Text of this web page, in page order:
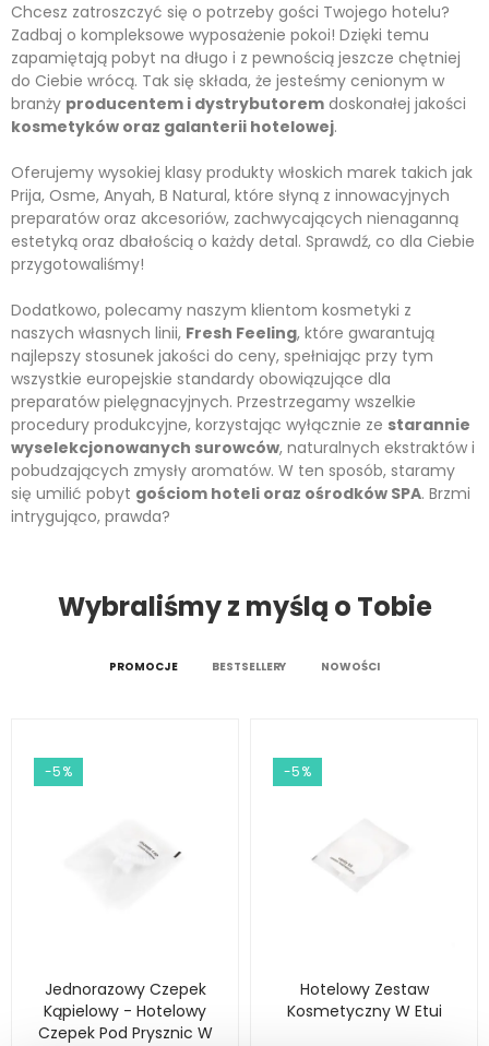
Chcesz zatroszczyć się o potrzeby gości Twojego hotelu?
Zadbaj o kompleksowe wyposażenie pokoi! Dzięki temu
zapamiętają pobyt na długo i z pewnością jeszcze chętniej
do Ciebie wrócą. Tak się składa, że jesteśmy cenionym w
branży producentem i dystrybutorem doskonałej jakości
kosmetyków oraz galanterii hotelowej.
Oferujemy wysokiej klasy produkty włoskich marek takich jak
Prija, Osme, Anyah, B Natural, które słyną z innowacyjnych
preparatów oraz akcesoriów, zachwycających nienaganną
estetyką oraz dbałością o każdy detal. Sprawdź, co dla Ciebie
przygotowaliśmy!
Dodatkowo, polecamy naszym klientom kosmetyki z
naszych własnych linii, Fresh Feeling, które gwarantują
najlepszy stosunek jakości do ceny, spełniając przy tym
wszystkie europejskie standardy obowiązujące dla
preparatów pielęgnacyjnych. Przestrzegamy wszelkie
procedury produkcyjne, korzystając wyłącznie ze starannie
wyselekcjonowanych surowców, naturalnych ekstraktów i
pobudzających zmysły aromatów. W ten sposób, staramy
się umilić pobyt gościom hoteli oraz ośrodków SPA. Brzmi
intrygująco, prawda?
Wybraliśmy z myślą o Tobie
PROMOCJE BESTSELLERY NOWOŚCI
-5%
Jednorazowy Czepek
Kąpielowy - Hotelowy
Czepek Pod Prysznic W
-5%
Hotelowy Zestaw
Kosmetyczny W Etui